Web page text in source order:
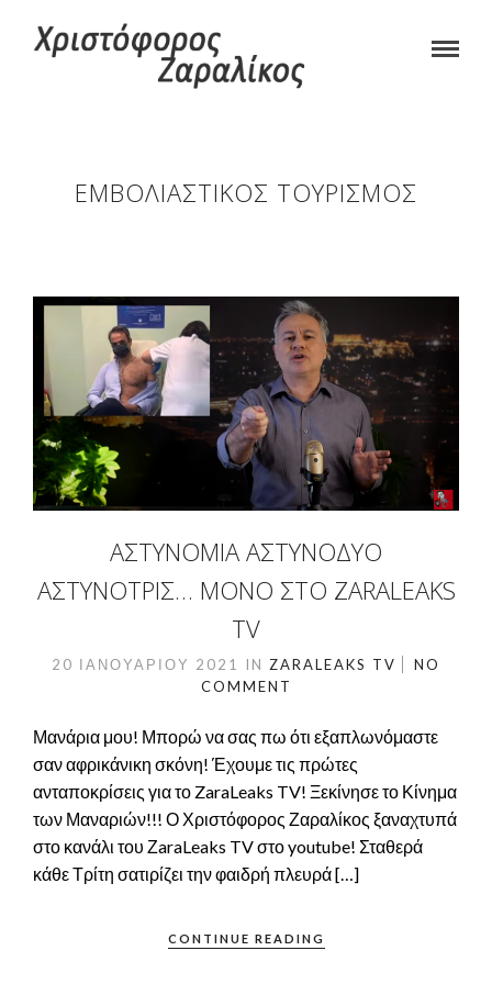
ΕΜΒΟΛΙΑΣΤΙΚΌΣ ΤΟΥΡΙΣΜΌΣ
ΑΣΤΥΝΟΜΙΑ ΑΣΤΥΝΟΔΥΟ
ΑΣΤΥΝΟΤΡΙΣ… ΜΌΝΟ ΣΤΟ ZARALEAKS
TV
20 ΙΑΝΟΥΑΡΊΟΥ 2021 IN ZARALEAKS TV
NO
COMMENT
Μανάρια μου! Μπορώ να σας πω ότι εξαπλωνόμαστε
σαν αφρικάνικη σκόνη! Έχουμε τις πρώτες
ανταποκρίσεις για το ZaraLeaks TV! Ξεκίνησε το Κίνημα
των Μαναριών!!! Ο Χριστόφορος Ζαραλίκος ξαναχτυπά
στο κανάλι του ΖaraLeaks TV στο youtube! Σταθερά
κάθε Τρίτη σατιρίζει την φαιδρή πλευρά […]
CONTINUE READING